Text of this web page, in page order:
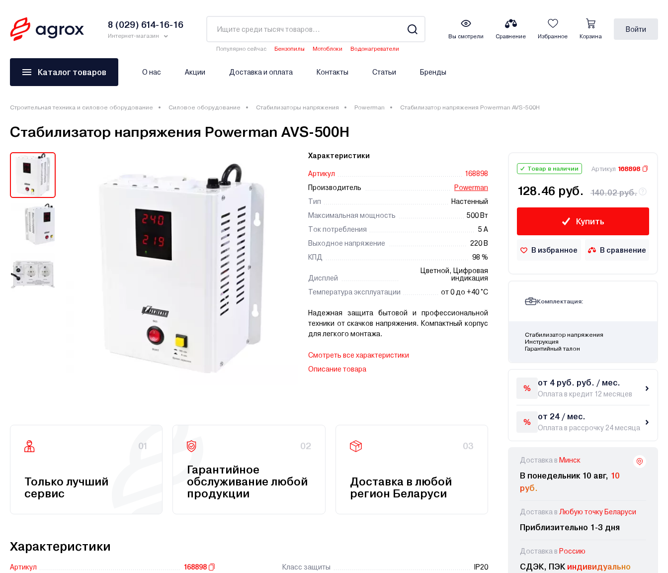
8 (029) 614-16-16
Интернет-магазин
Популярно сейчас Бензопилы Мотоблоки
Водонагреватели
Вы смотрели Сравнение Избранное Корзина
Войти
Каталог товаров О нас Акции Доставка и оплата Контакты Статьи Бренды
Строительная техника и силовое оборудование Силовое оборудование Стабилизаторы напряжения Powerman Стабилизатор напряжения Powerman AVS-500H
Стабилизатор напряжения Powerman AVS-500H
Характеристики
Артикул
168898
Производитель
Powerman
Тип
Настенный
Максимальная мощность
500 Вт
Ток потребления
5 А
Выходное напряжение
220 В
КПД
98 %
Дисплей
Цветной, Цифровая
индикация
Температура эксплуатации
от 0 до +40 °С
Надежная защита бытовой и профессиональной
техники от скачков напряжения. Компактный корпус
для легкого монтажа.
Смотреть все характеристики
Описание товара
01
Только лучший
сервис
02
Гарантийное
обслуживание любой
продукции
03
Доставка в любой
регион Беларуси
Характеристики
Артикул
168898
Класс защиты
IP20
Товар в наличии Артикул 168898
128.46 руб. 140.02 руб.
Купить
В избранное В сравнение
Комплектация:
Стабилизатор напряжения
Инструкция
Гарантийный талон
от 4 руб. руб. / мес.
Оплата в кредит 12 месяцев
от 24 / мес.
Оплата в рассрочку 24 месяца
Доставка в Минск
В понедельник 10 авг, 10
руб.
Доставка в Любую точку Беларуси
Приблизительно 1-3 дня
Доставка в Россию
СДЭК, ПЭК индивидуально